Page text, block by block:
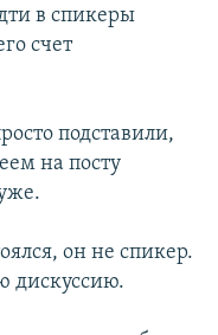
в спикеры
счет
подставили,
на посту
он не спикер.
дискуссию.